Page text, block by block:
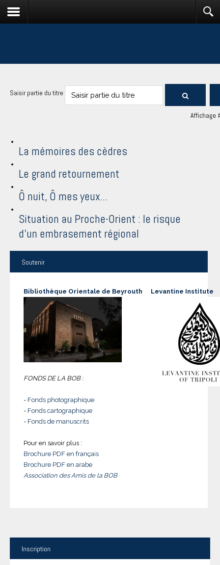
Saisir partie du titre
Affichage
La mémoires des cèdres
Le grand retournement
Ô nuit, Ô mes yeux...
Situation au Proche-Orient : le risque
d'un embrasement régional
Soutenir
Bibliothèque Orientale de Beyrouth
FONDS DE LA BOB :
- Fonds photographique
- Fonds cartographique
- Fonds de manuscrits
Pour en savoir plus :
Brochure PDF en français
Brochure PDF en arabe
Association des Amis de la BOB
Levantine Institute
Inscription